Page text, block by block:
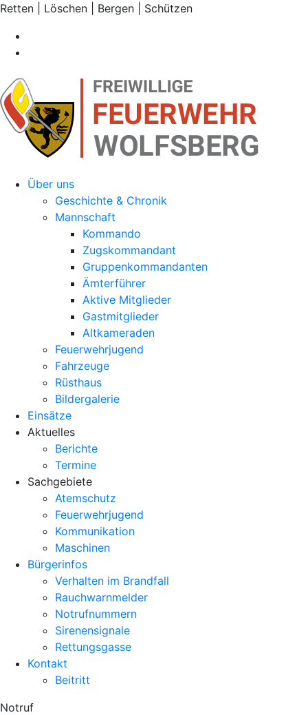
Retten | Löschen | Bergen | Schützen
Über uns
Geschichte & Chronik
Mannschaft
Kommando
Zugskommandant
Gruppenkommandanten
Ämterführer
Aktive Mitglieder
Gastmitglieder
Altkameraden
Feuerwehrjugend
Fahrzeuge
Rüsthaus
Bildergalerie
Einsätze
Aktuelles
Berichte
Termine
Sachgebiete
Atemschutz
Feuerwehrjugend
Kommunikation
Maschinen
Bürgerinfos
Verhalten im Brandfall
Rauchwarnmelder
Notrufnummern
Sirenensignale
Rettungsgasse
Kontakt
Beitritt
Notruf